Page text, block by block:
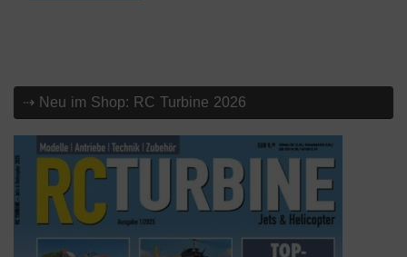
⇢ Neu im Shop: RC Turbine 2026